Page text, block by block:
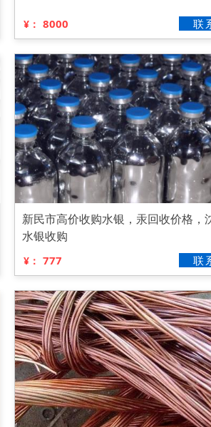
¥： 8000 联
新民市高价收购水银，汞回收价格，
水银收购
¥： 777 联